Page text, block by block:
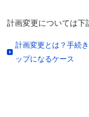
計画変更については下
計画変更とは？手続
ップになるケース